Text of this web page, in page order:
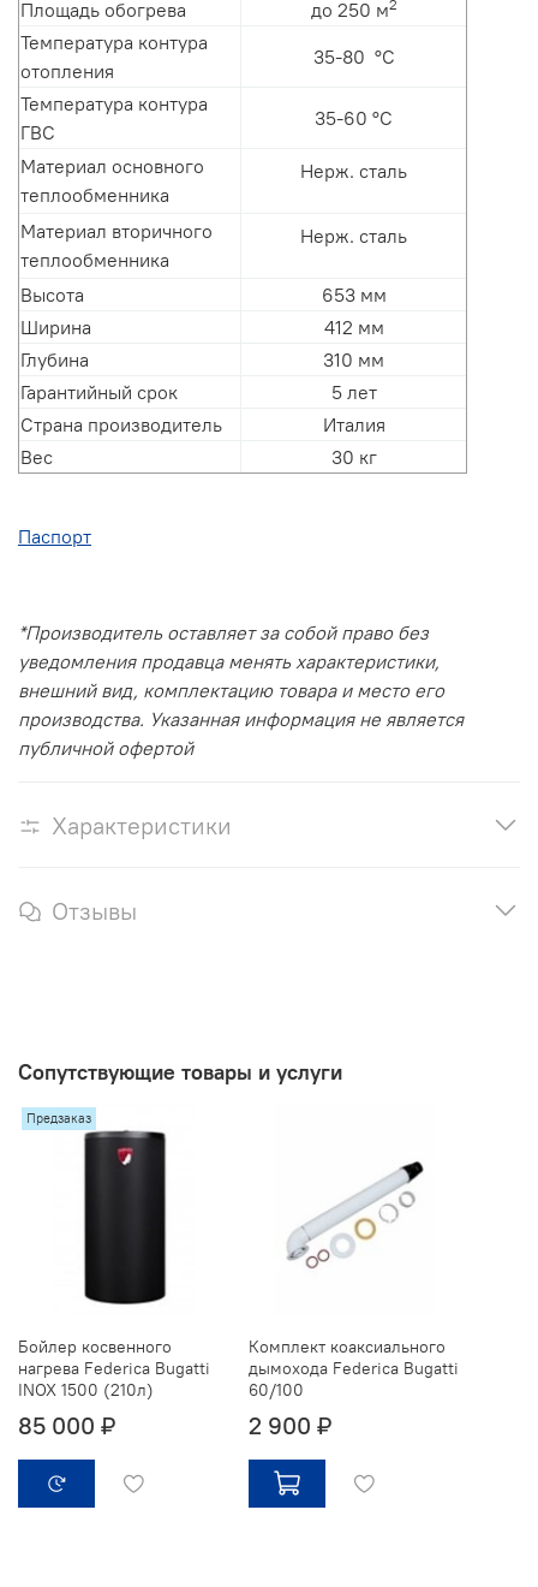
Площадь обогрева до 250 м2
Температура контура
отопления
35-80 °С
Температура контура
ГВС
35-60 °С
Материал основного
теплообменника
Нерж. сталь
Материал вторичного
теплообменника
Нерж. сталь
Высота
653 мм
Ширина
412 мм
Глубина
310 мм
Гарантийный срок
5 лет
Страна производитель
Италия
Вес
30 кг
Паспорт
*Производитель оставляет за собой право без
уведомления продавца менять характеристики,
внешний вид, комплектацию товара и место его
производства. Указанная информация не является
публичной офертой
Характеристики
Отзывы
Сопутствующие товары и услуги
Предзаказ
Бойлер косвенного
нагрева Federica Bugatti
INOX 1500 (210л)
85 000 ₽
Комплект коаксиального
дымохода Federica Bugatti
60/100
2 900 ₽